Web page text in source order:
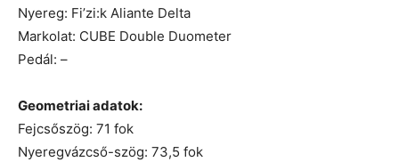
Nyereg: Fi’zi:k Aliante Delta
Markolat: CUBE Double Duometer
Pedál: –
Geometriai adatok:
Fejcsőszög: 71 fok
Nyeregvázcső-szög: 73,5 fok